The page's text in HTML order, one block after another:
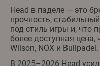
Head в паделе — это
прочность,
под стиль игры и, что
более доступная цена,
Wilson, NOX и Bullpadel .
В 2025–2026 Head